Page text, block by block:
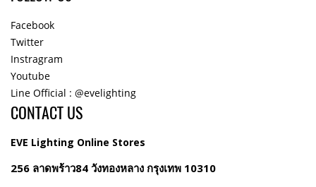
Facebook
Twitter
Instragram
Youtube
Line Official : @evelighting
CONTACT US
EVE Lighting Online Stores
256 ลาดพร้าว84 วังทองหลาง กรุงเทพ 10310